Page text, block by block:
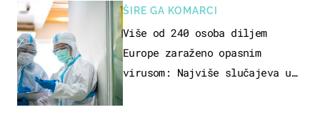
ŠIRE GA KOMARCI
Više od 240 osoba diljem
Europe zaraženo opasnim
virusom: Najviše slučajeva u